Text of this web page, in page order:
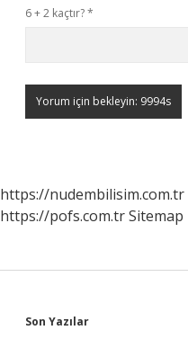
6 + 2 kaçtır?*
https://nudembilisim.com.tr
https://pofs.com.trSitemap
Sidebar
Son Yazılar